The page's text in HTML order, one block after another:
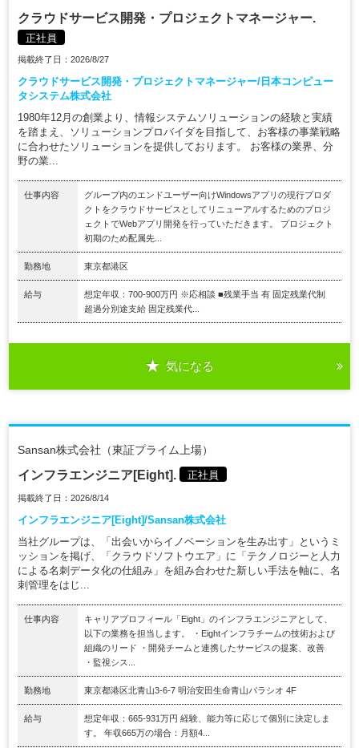
クラウドサービス開発・プロジェクトマネージャー.
正社員
掲載終了日：2026/8/27
クラウドサービス開発・プロジェクトマネージャー/日本コンピュー
タシステム株式会社
1980年12月の創業より、情報システムソリューションの経験と実績
を踏まえ、ソリューションプロバイダを目指して、お客様の事業戦略
に合わせたソリューションを提供しております。 お客様の業界、分
野の業...
仕事内容
グループ内のエンドユーザー向けWindowsアプリの現行プロダ
クトをクラウドサービスとしてリニューアルするためのプロジ
ェクトでWebアプリ開発を行っていただきます。 プロジェクト
初期のため配属先...
勤務地 東京都港区
給与
想定年収：700-900万円 ※応相談 ■残業手当 有 固定残業代制
超過分別途支給 固定残業代...
気になる
Sansan株式会社（東証プライム上場）
インフラエンジニア[Eight]. 正社員
掲載終了日：2026/8/14
インフラエンジニア[Eight]/Sansan株式会社
当社グループは、「出会いからイノベーションを生み出す」というミ
ッションを掲げ、「クラウドソフトウエア」に「テクノロジーと人力
による名刺データ化の仕組み」を組み合わせた新しい手法を軸に、名
刺管理をはじ...
仕事内容
キャリアプロフィール「Eight」のインフラエンジニアとして、
以下の業務を担当します。 ・Eightインフラチームの技術および
組織のリード ・開発チームと連携したサービスの提案、改善
・監視シス...
勤務地 東京都港区北青山3-6-7 明治安田生命青山パラシオ 4F
給与
想定年収：665-931万円 経験、能力等に応じて個別に決定しま
す。 年収665万の場合：月額4...